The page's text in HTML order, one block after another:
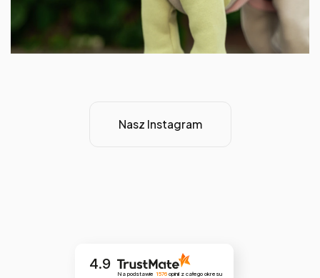
Nasz Instagram
4.9
Na podstawie 1576 opinii z całego okresu